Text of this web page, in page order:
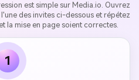
est simple sur Media.io. Ouvrez
des invites ci-dessous et répétez
la mise en page soient correctes.
1